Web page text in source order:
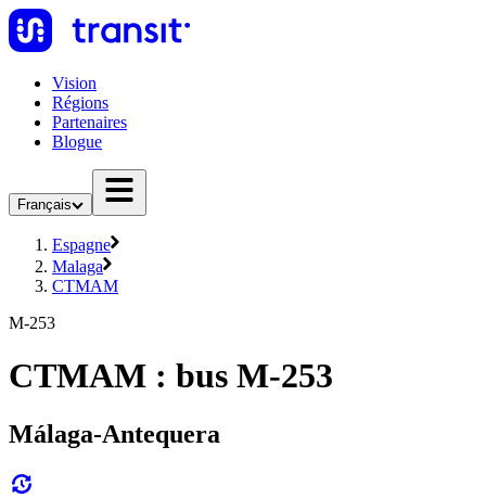
Vision
Régions
Partenaires
Blogue
Français
Espagne
Malaga
CTMAM
M-253
CTMAM : bus M-253
Málaga-Antequera